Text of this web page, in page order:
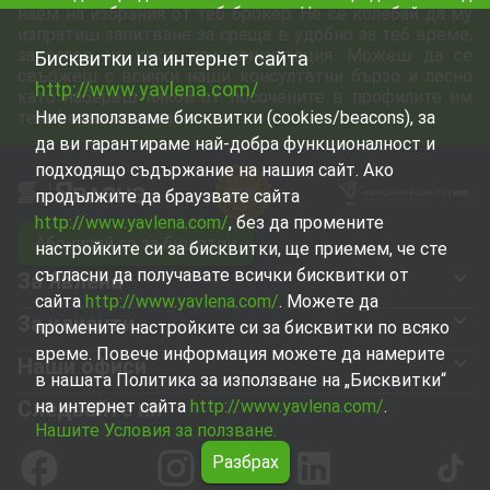
наем на избрания от теб брокер. Не се колебай да му
за оглед на имот или консултация. Можеш да се
свържеш с всички наши консултатни бързо и лесно
като набереш някой от посочените в профилите им
телефонни номера.
Бисквитки на интернет сайта
http://www.yavlena.com/
Ние използваме бисквитки (cookies/beacons), за
да ви гарантираме най-добра функционалност и
подходящо съдържание на нашия сайт. Ако
продължите да браузвате сайта
http://www.yavlena.com/, без да промените
настройките си за бисквитки, ще приемем, че сте
съгласни да получавате всички бисквитки от
сайта http://www.yavlena.com/. Можете да
промените настройките си за бисквитки по всяко
време. Повече информация можете да намерите
в нашата Политика за използване на „Бисквитки“
на интернет сайта http://www.yavlena.com/.
Нашите Условия за ползване.
Разбрах
Абонирай се за бюлетин
За Явлена
За клиенти
Наши офиси
Следвайте ни